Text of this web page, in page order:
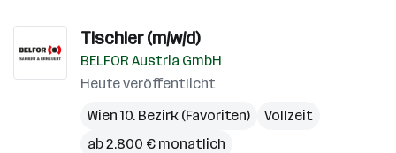
Tischler (m/w/d)
BELFOR Austria GmbH
Heute veröffentlicht
Wien 10. Bezirk (Favoriten)
Vollzeit
ab 2.800 € monatlich